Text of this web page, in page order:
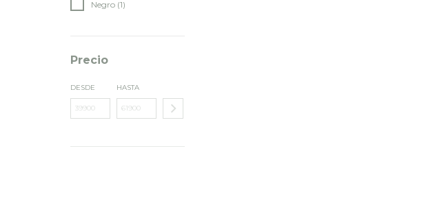
Negro (1)
Precio
DESDE HASTA